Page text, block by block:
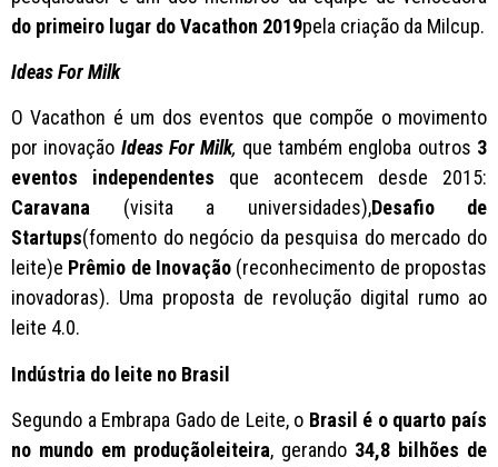
do primeiro lugar do Vacathon 2019pela criação da Milcup.
Ideas For Milk
O Vacathon é um dos eventos que compõe o movimento
por inovação Ideas For Milk, que também engloba outros 3
eventos independentes que acontecem desde 2015:
Caravana (visita a universidades),Desafio de
Startups(fomento do negócio da pesquisa do mercado do
leite)e Prêmio de Inovação (reconhecimento de propostas
inovadoras). Uma proposta de revolução digital rumo ao
leite 4.0.
Indústria do leite no Brasil
Segundo a Embrapa Gado de Leite, o Brasil é o quarto país
no mundo em produçãoleiteira, gerando 34,8 bilhões de